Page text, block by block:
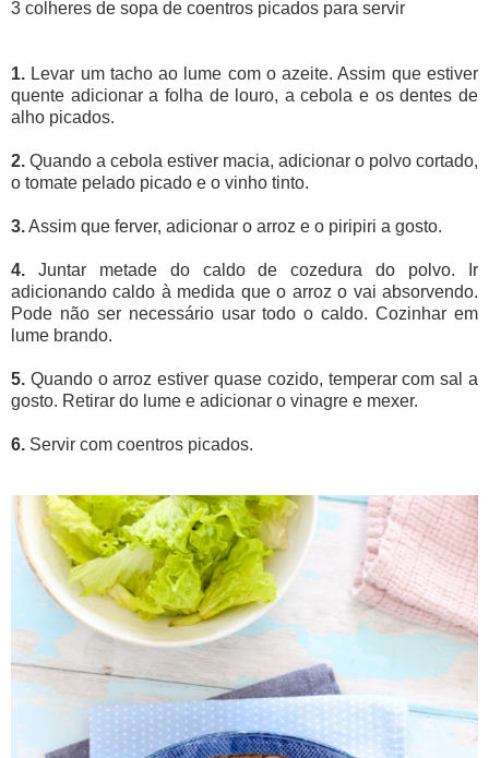
3 colheres de sopa de coentros picados para servir
1. Levar um tacho ao lume com o azeite. Assim que estiver
quente adicionar a folha de louro, a cebola e os dentes de
alho picados.
2. Quando a cebola estiver macia, adicionar o polvo cortado,
o tomate pelado picado e o vinho tinto.
3.Assim que ferver, adicionar o arroz e o piripiri a gosto.
4. Juntar metade do caldo de cozedura do polvo. Ir
adicionando caldo à medida que o arroz o vai absorvendo.
Pode não ser necessário usar todo o caldo. Cozinhar em
lume brando.
5. Quando o arroz estiver quase cozido, temperar com sal a
gosto. Retirar do lume e adicionar o vinagre e mexer.
6. Servir com coentros picados.